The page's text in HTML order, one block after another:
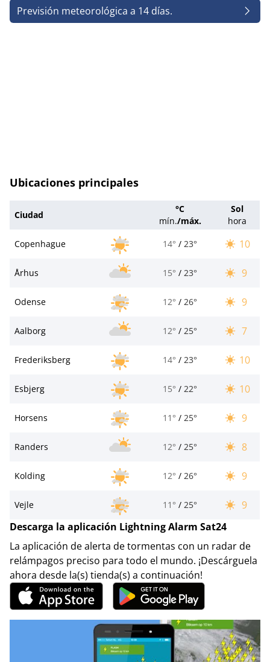
Previsión meteorológica a 14 días.
Ubicaciones principales
Ciudad
°C
mín./máx.
Sol
hora
Copenhague
14° / 23° 10
Århus 15° / 23° 9
Odense 12° / 26° 9
Aalborg 12° / 25° 7
Frederiksberg 14° / 23° 10
Esbjerg 15° / 22° 10
Horsens 11° / 25° 9
Randers 12° / 25° 8
Kolding 12° / 26° 9
Vejle 11° / 25°
9
Descarga la aplicación Lightning Alarm Sat24
La aplicación de alerta de tormentas con un radar de
relámpagos preciso para todo el mundo. ¡Descárguela
ahora desde la(s) tienda(s) a continuación!